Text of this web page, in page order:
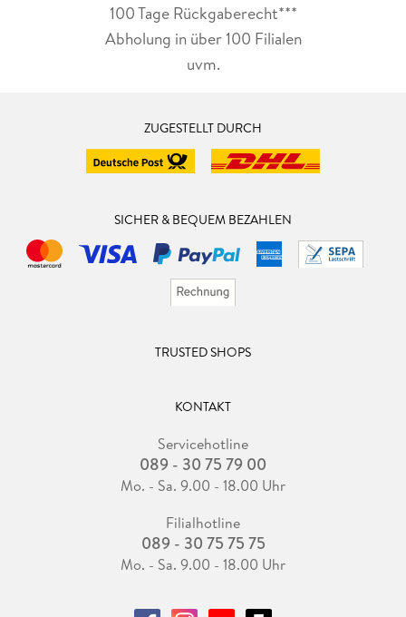
100 Tage Rückgaberecht***
Abholung in über 100 Filialen
uvm.
ZUGESTELLT DURCH
SICHER & BEQUEM BEZAHLEN
TRUSTED SHOPS
KONTAKT
Servicehotline
089 - 30 75 79 00
Mo. - Sa. 9.00 - 18.00 Uhr
Filialhotline
089 - 30 75 75 75
Mo. - Sa. 9.00 - 18.00 Uhr